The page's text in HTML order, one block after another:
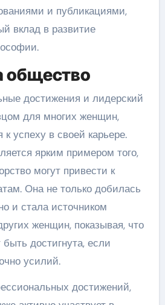
и публикациями,
вклад в развитие
общество
достижения и лидерский
для многих женщин,
к успеху в своей карьере.
ярким примером того,
могут привести к
Она не только добилась
и стала источником
женщин, показывая, что
достигнута, если
усилий.
достижений,